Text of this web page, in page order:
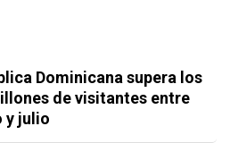
Dominicana supera los
de visitantes entre
y julio